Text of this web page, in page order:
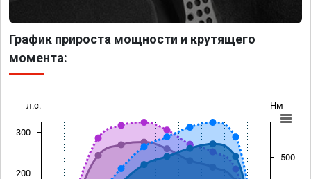
График прироста мощности и крутящего
момента:
л.с. Нм
200
300
500